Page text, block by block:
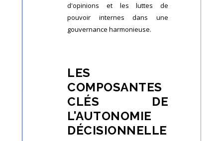
d'opinions et les luttes de
pouvoir internes dans une
gouvernance harmonieuse.
LES
COMPOSANTES
CLÉS DE
L'AUTONOMIE
DÉCISIONNELLE